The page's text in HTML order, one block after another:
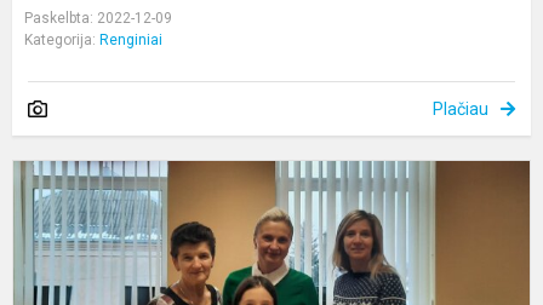
Paskelbta: 2022-12-09
Kategorija: Renginiai
Plačiau